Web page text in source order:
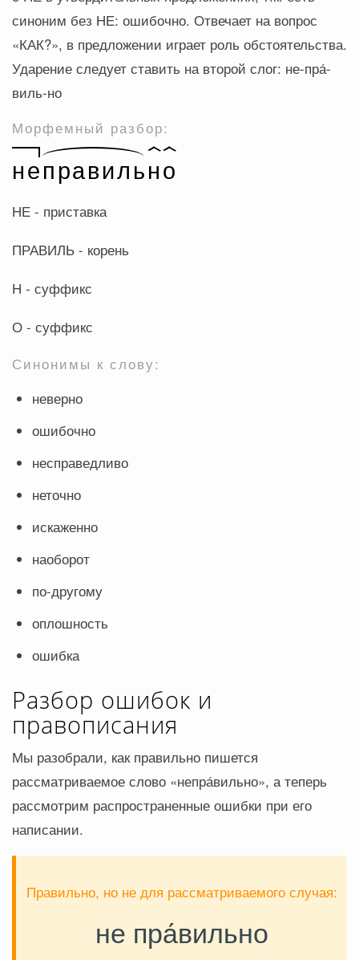
синоним без НЕ: ошибочно. Отвечает на вопрос
«КАК?», в предложении играет роль обстоятельства.
Ударение следует ставить на второй слог: не-пра́-
виль-но
Морфемный разбор:
НЕ - приставка
ПРАВИЛЬ - корень
Н - суффикс
О - суффикс
Синонимы к слову:
неверно
ошибочно
несправедливо
неточно
искаженно
наоборот
по-другому
оплошность
ошибка
Разбор ошибок и
правописания
Мы разобрали, как правильно пишется
рассматриваемое слово «непра́вильно», а теперь
рассмотрим распространенные ошибки при его
написании.
Правильно, но не для рассматриваемого случая:
не пра́вильно